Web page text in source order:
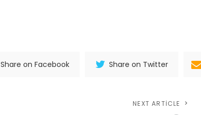
Share on Facebook Share on Twitter
NEXT ARTICLE